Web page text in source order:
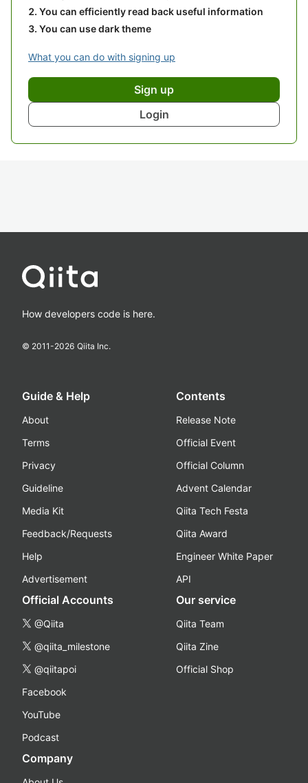
You can efficiently read back useful information
You can use dark theme
What you can do with signing up
Sign up
Login
How developers code is here.
© 2011-2026 Qiita Inc.
Guide & Help
About
Terms
Privacy
Guideline
Media Kit
Feedback/Requests
Help
Advertisement
Contents
Release Note
Official Event
Official Column
Advent Calendar
Qiita Tech Festa
Qiita Award
Engineer White Paper
API
Official Accounts
@Qiita
@qiita_milestone
@qiitapoi
Facebook
YouTube
Podcast
Our service
Qiita Team
Qiita Zine
Official Shop
Company